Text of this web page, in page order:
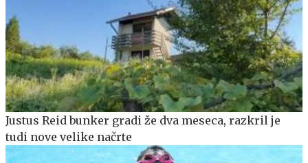
Justus Reid bunker gradi že dva meseca, razkril je
tudi nove velike načrte